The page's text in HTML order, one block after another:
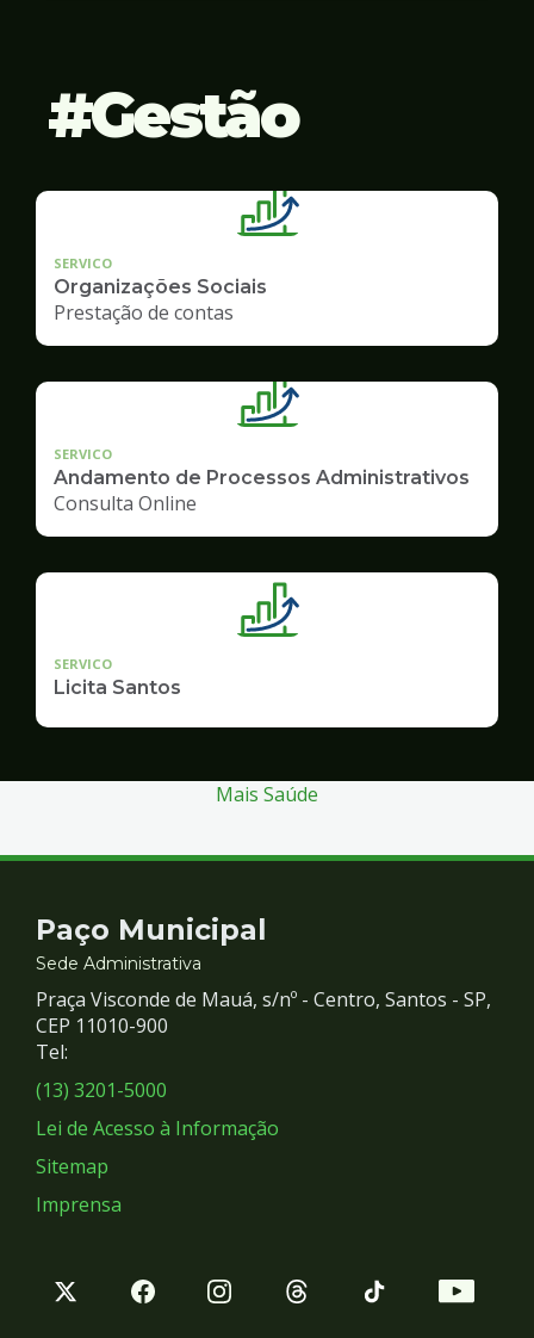
Gestão
SERVICO
Organizações Sociais
Prestação de contas
SERVICO
Andamento de Processos Administrativos
Consulta Online
SERVICO
Licita Santos
Mais Saúde
Contato
e
Redes
Sociais
Paço Municipal
Sede Administrativa
Praça Visconde de Mauá, s/nº - Centro, Santos - SP,
CEP 11010-900
Tel:
(13) 3201-5000
Lei de Acesso à Informação
Sitemap
Imprensa